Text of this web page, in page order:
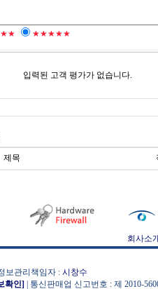
★★★★★
입력된 고객 평가가 없습니다.
제목
회사소
보관리책임자 : 시창수
확인] | 통신판매업 신고번호 : 제 2010-